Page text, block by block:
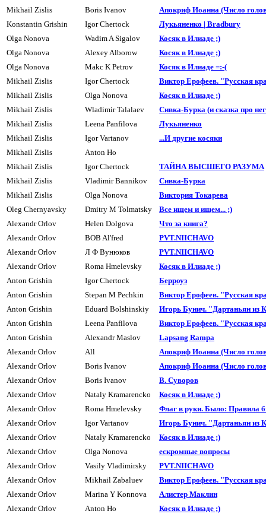
Mikhail Zislis
Boris Ivanov
Апокpиф Иоанна (Число
Konstantin Grishin
Igor Chertock
Лукьяненко | Bradbury
Olga Nonova
Wadim A Sigalov
Косяк в Илиаде ;)
Olga Nonova
Alexey Alborow
Косяк в Илиаде ;)
Olga Nonova
Makc K Petrov
Косяк в Илиаде =:-(
Mikhail Zislis
Igor Chertock
Виктор Ерофеев. "Русская
Mikhail Zislis
Olga Nonova
Косяк в Илиаде ;)
Mikhail Zislis
Wladimir Talalaev
Сивка-Буpка (и сказка про
Mikhail Zislis
Leena Panfilova
Лyкьяненко
Mikhail Zislis
Igor Vartanov
...И другие косяки
Mikhail Zislis
Anton Ho
Mikhail Zislis
Igor Chertock
ТАЙHА ВЫСШЕГО РАЗУМА
Mikhail Zislis
Vladimir Bannikov
Сивка-Буpка
Mikhail Zislis
Olga Nonova
Виктоpия Токаpева
Oleg Chernyavsky
Dmitry M Tolmatsky
Все ищем и ищем... ;)
Alexandr Orlov
Helen Dolgova
Что за книга?
Alexandr Orlov
BOB Al'fred
PVT.NIICHAVO
Alexandr Orlov
Л Ф Вунюков
PVT.NIICHAVO
Alexandr Orlov
Roma Hmelevsky
Косяк в Илиаде ;)
Anton Grishin
Igor Chertock
Берроуз
Anton Grishin
Stepan M Pechkin
Виктор Ерофеев. "Русская
Anton Grishin
Eduard Bolshinskiy
Игорь Бунич. "Дартаньян из
Anton Grishin
Leena Panfilova
Виктор Ерофеев. "Русская
Anton Grishin
Alexandr Maslov
Lapsang Rampa
Alexandr Orlov
All
Апокриф Иоанна (Число
Alexandr Orlov
Boris Ivanov
Апокpиф Иоанна (Число
Alexandr Orlov
Boris Ivanov
В. Сyвоpов
Alexandr Orlov
Nataly Kramarencko
Косяк в Илиаде ;)
Alexandr Orlov
Roma Hmelevsky
Флаг в руки. Было: Правила
Alexandr Orlov
Igor Vartanov
Игорь Бунич. "Дартаньян из
Alexandr Orlov
Nataly Kramarencko
Косяк в Илиаде ;)
Alexandr Orlov
Olga Nonova
ескромные вопросы
Alexandr Orlov
Vasily Vladimirsky
PVT.NIICHAVO
Alexandr Orlov
Mikhail Zabaluev
Виктор Ерофеев. "Русская
Alexandr Orlov
Marina Y Konnova
Алистер Маклин
Alexandr Orlov
Anton Ho
Косяк в Илиаде ;)